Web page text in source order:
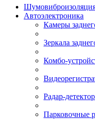
Автоэлектроника
Камеры
Зеркала
Комбо-
Радар-
Парковочные